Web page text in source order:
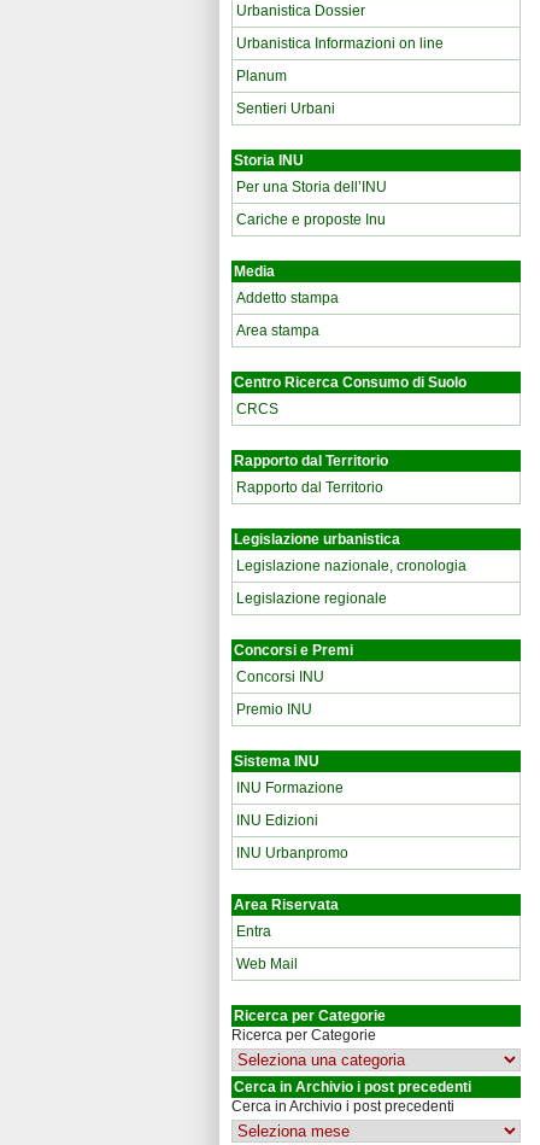
Urbanistica Dossier
Urbanistica Informazioni on line
Planum
Sentieri Urbani
Storia INU
Per una Storia dell’INU
Cariche e proposte Inu
Media
Addetto stampa
Area stampa
Centro Ricerca Consumo di Suolo
CRCS
Rapporto dal Territorio
Rapporto dal Territorio
Legislazione urbanistica
Legislazione nazionale, cronologia
Legislazione regionale
Concorsi e Premi
Concorsi INU
Premio INU
Sistema INU
INU Formazione
INU Edizioni
INU Urbanpromo
Area Riservata
Entra
Web Mail
Ricerca per Categorie
Ricerca per Categorie
Cerca in Archivio i post precedenti
Cerca in Archivio i post precedenti